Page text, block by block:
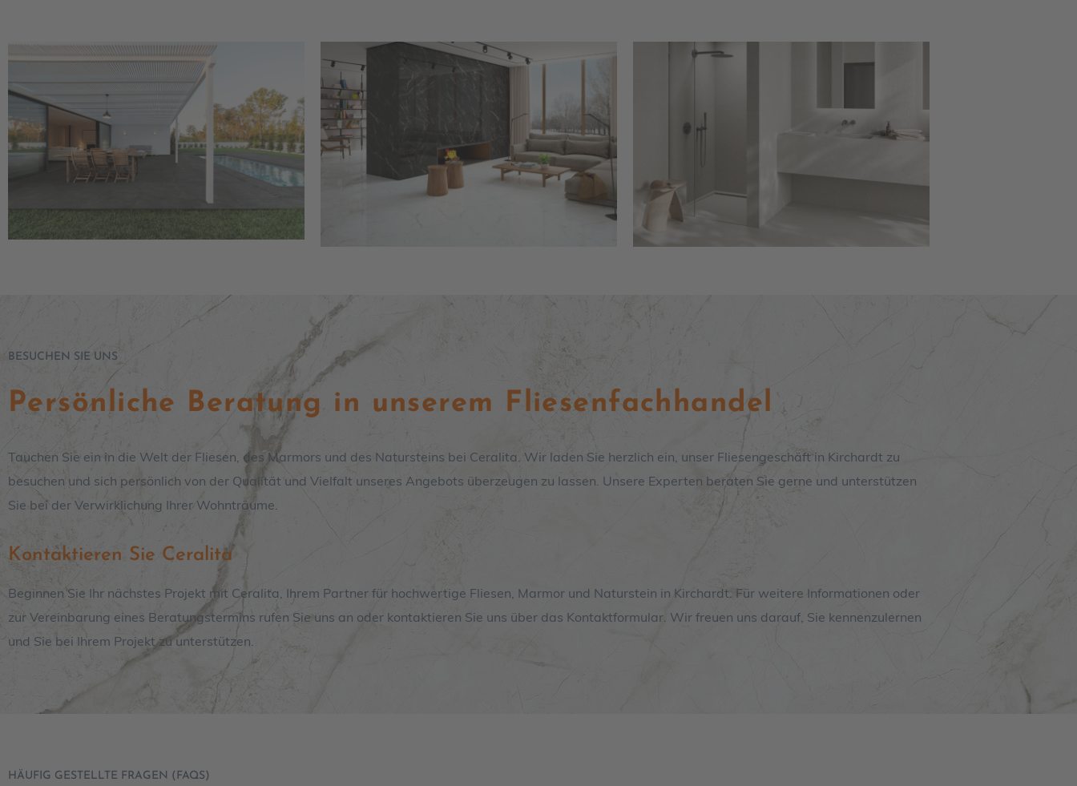
BESUCHEN SIE UNS
Persönliche Beratung in unserem Fliesenfachhandel
Tauchen Sie ein in die Welt der Fliesen, des Marmors und des Natursteins bei Ceralita . Wir laden Sie herzlich ein, unser Fliesengeschäft in Kirchardt zu
besuchen und sich persönlich von der Qualität und Vielfalt unseres Angebots überzeugen zu lassen. Unsere Experten beraten Sie gerne und unterstützen
Sie bei der Verwirklichung Ihrer Wohnträume.
Kontaktieren Sie Ceralita
Beginnen Sie Ihr nächstes Projekt mit Ceralita, Ihrem Partner für hochwertige Fliesen, Marmor und Naturstein in Kirchardt. Für weitere Informationen oder
zur Vereinbarung eines Beratungstermins rufen Sie uns an oder kontaktieren Sie uns über das Kontaktformular. Wir freuen uns darauf, Sie kennenzulernen
und Sie bei Ihrem Projekt zu unterstützen.
HÄUFIG GESTELLTE FRAGEN (FAQS)